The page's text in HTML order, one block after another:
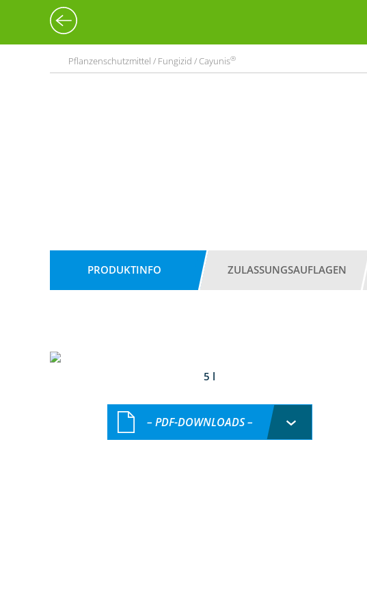
Pflanzenschutzmittel / Fungizid / Cayunis®
PRODUKTINFO ZULASSUNGSAUFLAGEN
5 l
– PDF-DOWNLOADS –